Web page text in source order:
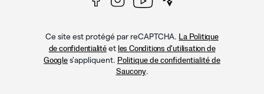
Ce site est protégé par reCAPTCHA. La Politique
de confidentialitéet les Conditions d'utilisation de
Googles'appliquent. Politique de confidentialité de
Saucony.